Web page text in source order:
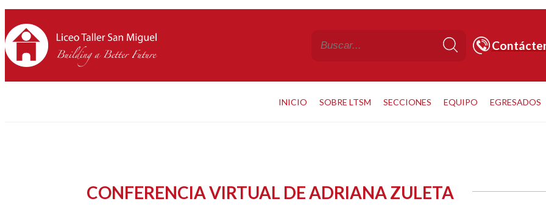
INICIO SOBRE LTSM SECCIONES EQUIPO EGRESADOS
CONFERENCIA VIRTUAL DE ADRIANA ZULETA